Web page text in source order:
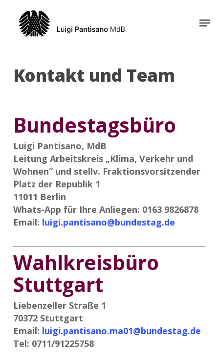
main
Kontakt und Team
Bundestagsbüro
Luigi Pantisano, MdB
Leitung Arbeitskreis „Klima, Verkehr und
Wohnen“ und stellv. Fraktionsvorsitzender
Platz der Republik 1
11011 Berlin
Whats-App für Ihre Anliegen: 0163 9826878
Email: luigi.pantisano@bundestag.de
Wahlkreisbüro
Stuttgart
Liebenzeller Straße 1
70372 Stuttgart
Email: luigi.pantisano.ma01@bundestag.de
Tel: 0711/91225758
Close